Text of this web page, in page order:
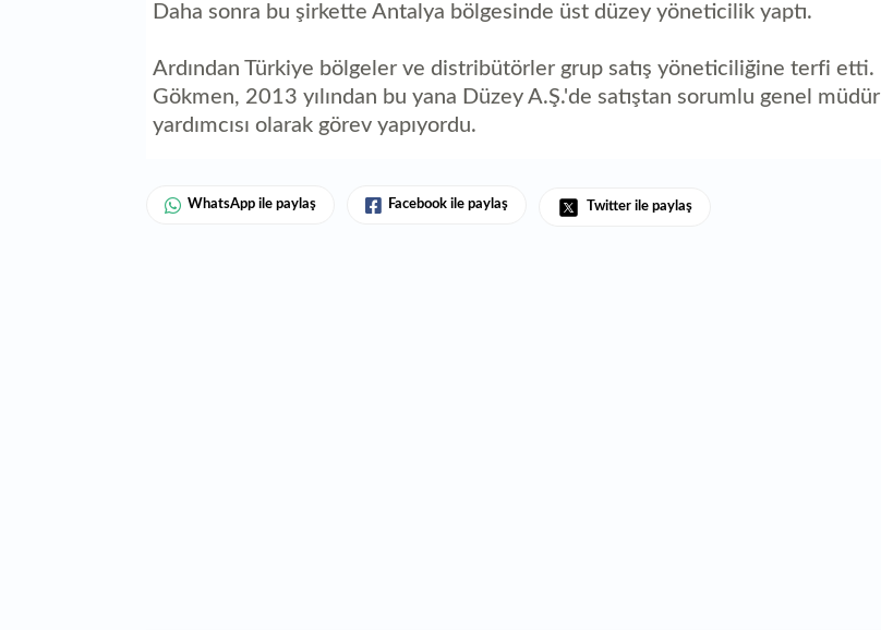
Daha sonra bu şirkette Antalya bölgesinde üst düzey yöneticilik yaptı.
Ardından Türkiye bölgeler ve distribütörler grup satış yöneticiliğine terfi etti.
Gökmen, 2013 yılından bu yana Düzey A.Ş.'de satıştan sorumlu genel müdür
yardımcısı olarak görev yapıyordu.
WhatsApp ile paylaş Facebook ile paylaş Twitter ile paylaş